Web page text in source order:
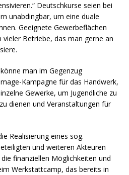
Deutschkurse seien bei
unabdingbar, um eine duale
Geeignete Gewerbeflächen
vieler Betriebe, das man gerne an
man im Gegenzug
Kampagne für das Handwerk,
Gewerke, um Jugendliche zu
dienen und Veranstaltungen für
Realisierung eines sog.
und weiteren Akteuren
finanziellen Möglichkeiten und
Werkstattcamp, das bereits in